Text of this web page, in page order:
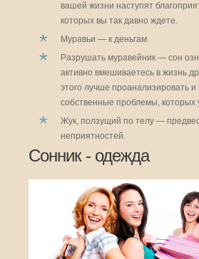
вашей жизни наступят
которых вы так давно ждете.
Муравьи — к деньгам.
Разрушать муравейник — сон
активно вмешиваетесь в жизнь
этого лучше проанализировать
собственные проблемы, которых
Жук, ползущий по телу —
неприятностей.
Сонник - одежда